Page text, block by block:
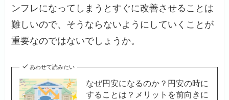
ンフレになってしまうとすぐに改善させることは
難しいので、そうならないようにしていくことが
重要なのではないでしょうか。
あわせて読みたい
なぜ円安になるのか？円安の時に
することは？メリットを前向きに